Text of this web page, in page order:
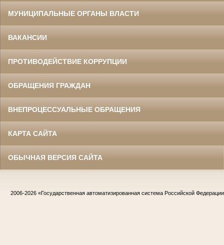
МУНИЦИПАЛЬНЫЕ ОРГАНЫ ВЛАСТИ
ВАКАНСИИ
ПРОТИВОДЕЙСТВИЕ КОРРУПЦИИ
ОБРАЩЕНИЯ ГРАЖДАН
ВНЕПРОЦЕССУАЛЬНЫЕ ОБРАЩЕНИЯ
КАРТА САЙТА
ОБЫЧНАЯ ВЕРСИЯ САЙТА
2006-2026 «Государственная автоматизированная система Российской